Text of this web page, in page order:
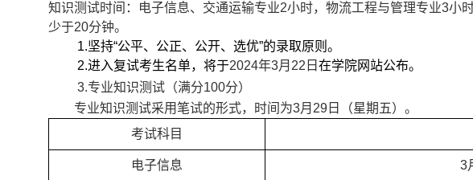
知识测试时间：电子信息、交通运输专业2小时，物流工程与管理专业3小
少于20分钟。
1.坚持“公平、公正、公开、选优”的录取原则。
2.进入复试考生名单，将于2024年3月 22 日 在学院网站公布。
3.专业知识测试（满分100分）
专业知识测试采用笔试的形式，时间为3月 29日（星期五）。
考试科目
电子信息 3